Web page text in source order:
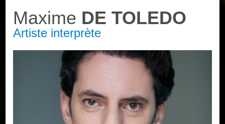
Maxime DE TOLEDO
Artiste interprète